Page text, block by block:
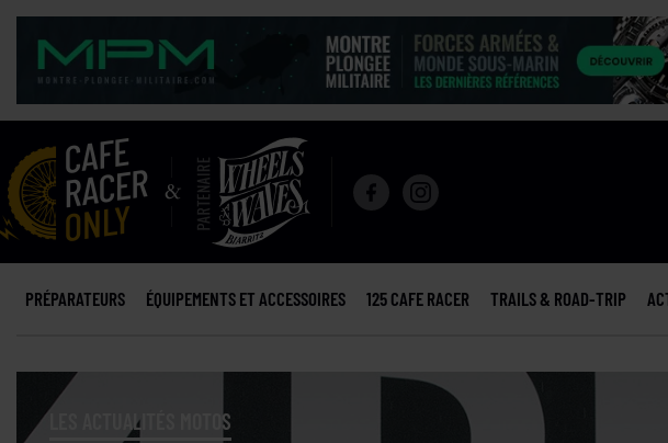
PRÉPARATEURS ÉQUIPEMENTS ET ACCESSOIRES 125 CAFE RACER TRAILS & ROAD-TRIP
LES ACTUALITÉS MOTOS